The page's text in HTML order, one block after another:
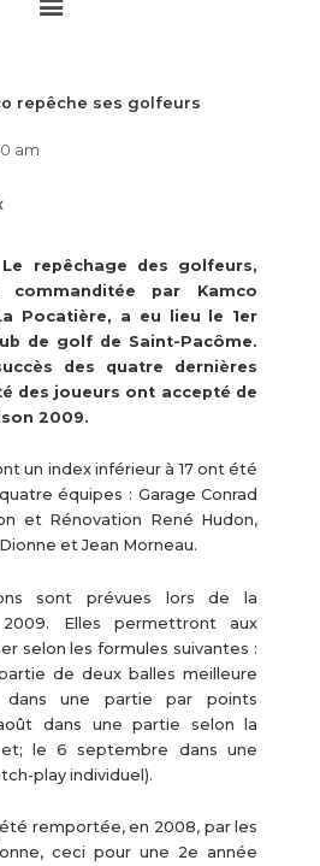
repêche ses golfeurs
am
Le repêchage des golfeurs,
par Kamco
Pocatière, a eu lieu le 1er
de golf de Saint-Pacôme.
des quatre dernières
des joueurs ont accepté de
2009.
un index inférieur à 17 ont été
équipes : Garage Conrad
et Rénovation René Hudon,
et Jean Morneau.
sont prévues lors de la
2009. Elles permettront aux
selon les formules suivantes :
de deux balles meilleure
une partie par points
dans une partie selon la
le 6 septembre dans une
play individuel).
remportée, en 2008, par les
ceci pour une 2e année